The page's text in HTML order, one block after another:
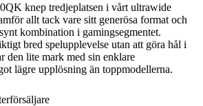
knep tredjeplatsen i vårt ultrawide
allt tack vare sitt generösa format och
kombination i gamingsegmentet.
bred spelupplevelse utan att göra hål i
den lite mark med sin enklare
lägre upplösning än toppmodellerna.